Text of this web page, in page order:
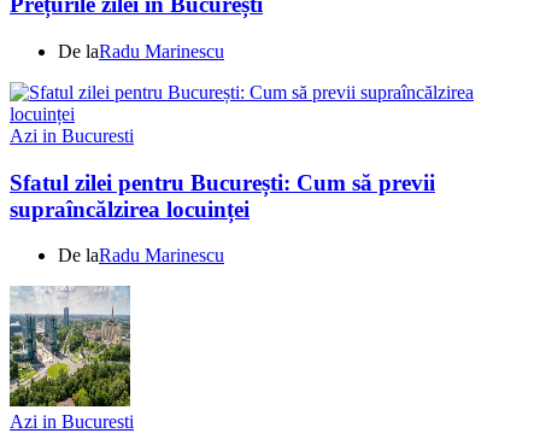
De laRadu Marinescu
Azi in Bucuresti
Sfatul zilei pentru București: Cum să previi
supraîncălzirea locuinței
De laRadu Marinescu
Azi in Bucuresti